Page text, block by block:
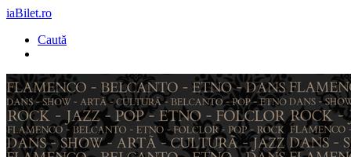
iaBilet.ro
Caută